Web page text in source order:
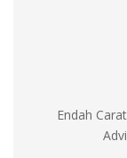
Endah